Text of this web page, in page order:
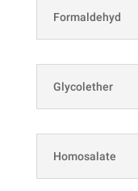
Formaldehyd
Glycolether
Homosalate